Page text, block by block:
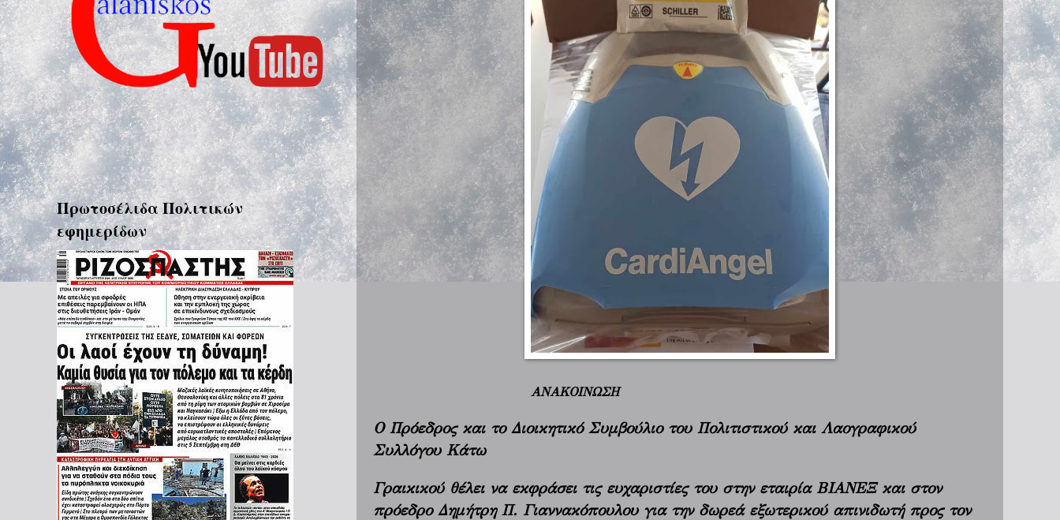
ΑΝΑΚΟΙΝΩΣΗ
Ο Πρόεδρος και το Διοικητικό Συμβούλιο του Πολιτιστικού και Λαογραφικού
Συλλόγου Κάτω
Γραικικού θέλει να εκφράσει τις ευχαριστίες του στην εταιρία ΒΙΑΝΕΞ και στον
πρόεδρο Δημήτρη Π. Γιαννακόπουλου για την δωρεά εξωτερικού απινιδωτή προς τον
Πρωτοσέλιδα Πολιτικών
εφημερίδων